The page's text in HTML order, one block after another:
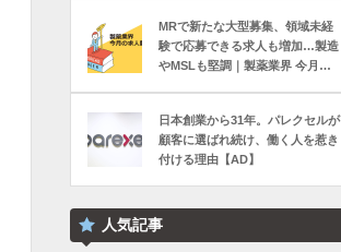
MRで新たな大型募集、領域未経
験で応募できる求人も増加…製造
やMSLも堅調｜製薬業界 今月の
日本創業から31年。パレクセルが
顧客に選ばれ続け、働く人を惹き
付ける理由【AD】
人気記事